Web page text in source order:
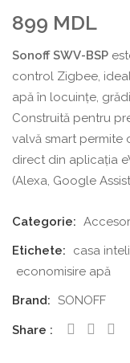
899 MDL
Sonoff SWV-BSP
control Zigbee,
apă în locuințe,
Construită pentru
valvă smart permite
direct din aplicația
(Alexa, Google
Categorie:
Etichete:
casa
economisire apă
Brand: SONOFF
Share